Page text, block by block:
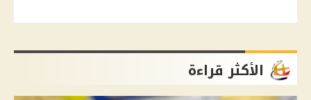
الأكثر قراءة